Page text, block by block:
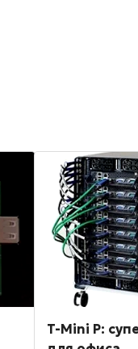
T-Mini P: